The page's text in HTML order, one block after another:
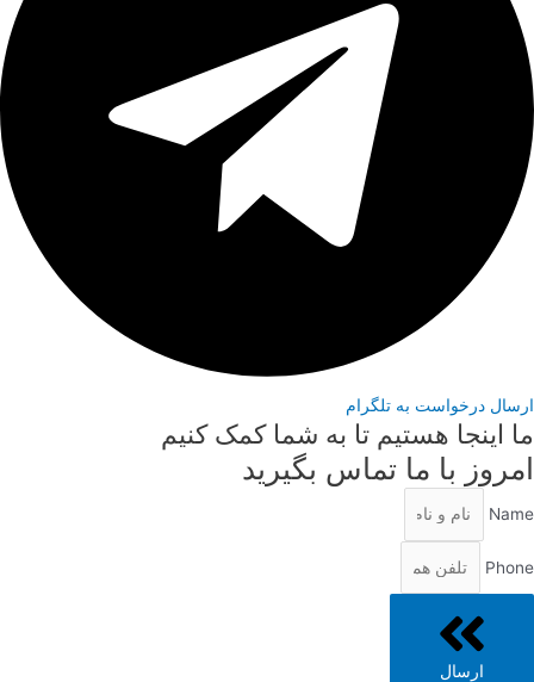
ارسال درخواست به تلگرام
ما اینجا هستیم تا به شما کمک کنیم
امروز با ما تماس بگیرید
Name
Phone
ارسال